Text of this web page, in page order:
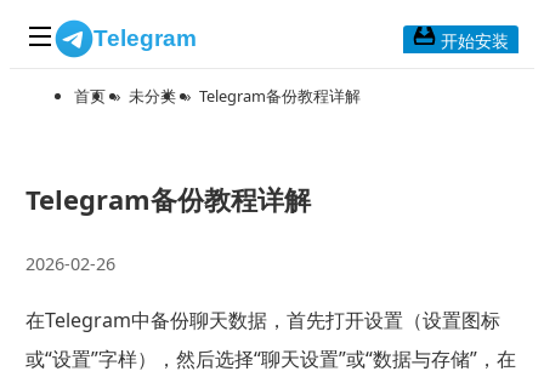
Telegram
应用下载
Telegram Mac版
开始安装
首页 » 未分类 » Telegram备份教程详解
Telegram备份教程详解
2026-02-26
在Telegram中备份聊天数据，首先打开设置（设置图标
或“设置”字样），然后选择“聊天设置”或“数据与存储”，在